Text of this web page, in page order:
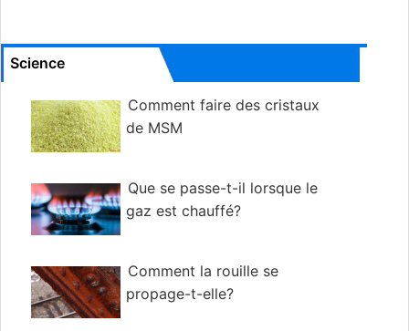
Science
Comment faire des cristaux
de MSM
Que se passe-t-il lorsque le
gaz est chauffé?
Comment la rouille se
propage-t-elle?